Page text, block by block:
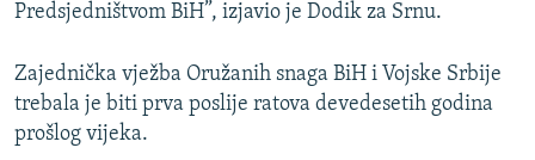
Predsjedništvom BiH”, izjavio je Dodik za Srnu.
Zajednička vježba Oružanih snaga BiH i Vojske Srbije
trebala je biti prva poslije ratova devedesetih godina
prošlog vijeka.